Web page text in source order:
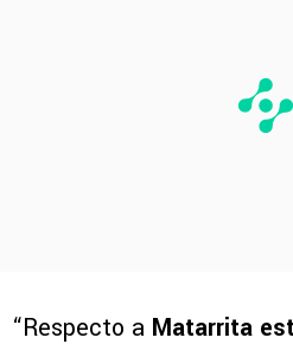
“Respecto a Matarrita